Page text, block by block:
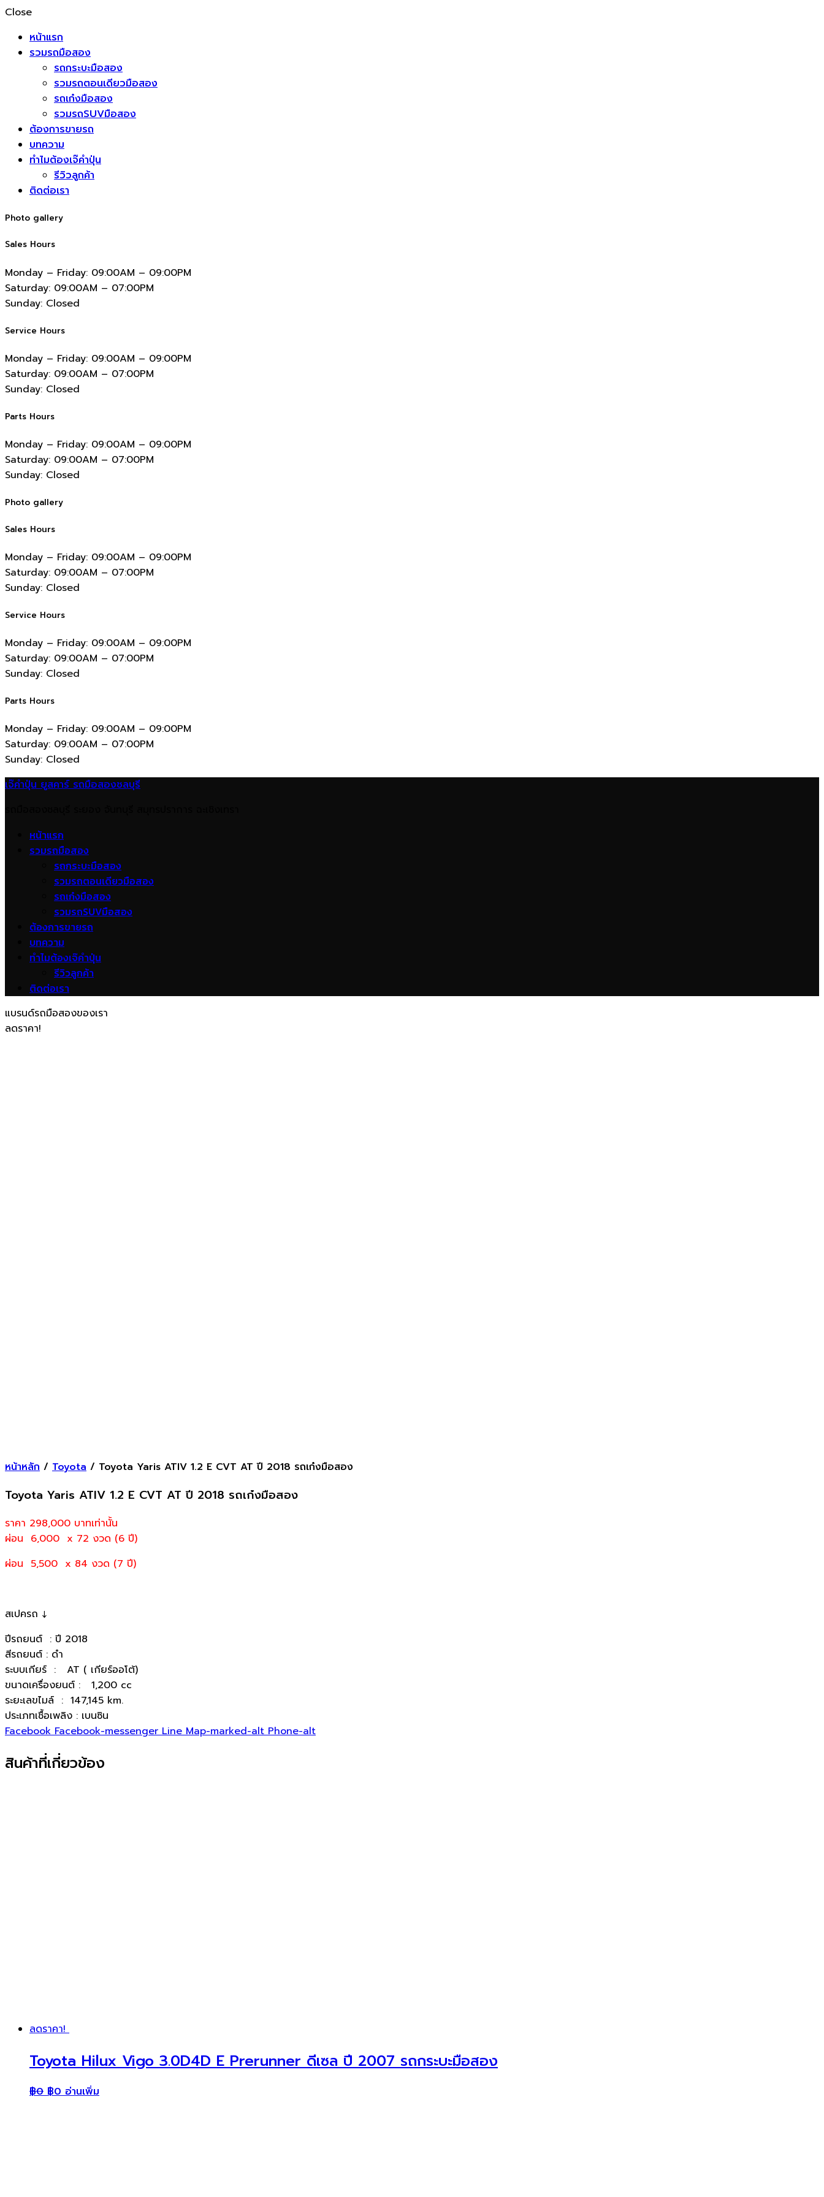
Close
หน้าแรก
รวมรถมือสอง
รถกระบะมือสอง
รวมรถตอนเดียวมือสอง
รถเก๋งมือสอง
รวมรถSUVมือสอง
ต้องการขายรถ
บทความ
ทำไมต้องเจ๊คำปุ่น
รีวิวลูกค้า
ติดต่อเรา
Photo gallery
Sales Hours
Monday – Friday: 09:00AM – 09:00PM
Saturday: 09:00AM – 07:00PM
Sunday: Closed
Service Hours
Monday – Friday: 09:00AM – 09:00PM
Saturday: 09:00AM – 07:00PM
Sunday: Closed
Parts Hours
Monday – Friday: 09:00AM – 09:00PM
Saturday: 09:00AM – 07:00PM
Sunday: Closed
Photo gallery
Sales Hours
Monday – Friday: 09:00AM – 09:00PM
Saturday: 09:00AM – 07:00PM
Sunday: Closed
Service Hours
Monday – Friday: 09:00AM – 09:00PM
Saturday: 09:00AM – 07:00PM
Sunday: Closed
Parts Hours
Monday – Friday: 09:00AM – 09:00PM
Saturday: 09:00AM – 07:00PM
Sunday: Closed
เจ๊คำปุ่น ยูสคาร์ รถมือสองชลบุรี
หน้าแรก
รวมรถมือสอง
รถกระบะมือสอง
รวมรถตอนเดียวมือสอง
รถเก๋งมือสอง
รวมรถSUVมือสอง
ต้องการขายรถ
บทความ
ทำไมต้องเจ๊คำปุ่น
รีวิวลูกค้า
ติดต่อเรา
แบรนด์รถมือสองของเรา
ลดราคา!
หน้าหลัก / Toyota / Toyota Yaris ATIV 1.2 E CVT AT ปี 2018 รถเก๋งมือสอง
Toyota Yaris ATIV 1.2 E CVT AT ปี 2018 รถเก๋งมือสอง
ราคา 298,000 บาทเท่านั้น
ผ่อน 6,000 x 72 งวด (6 ปี)
ผ่อน 5,500 x 84 งวด (7 ปี)
สเปครถ ↓
ปีรถยนต์ : ปี 2018
สีรถยนต์ : ดำ
ระบบเกียร์ : AT ( เกียร์ออโต้)
ขนาดเครื่องยนต์ : 1,200 cc
ระยะเลขไมล์ : 147,145 km.
ประเภทเชื้อเพลิง : เบนซิน
Facebook Facebook-messenger Line Map-marked-alt Phone-alt
สินค้าที่เกี่ยวข้อง
ลดราคา!
Toyota Hilux Vigo 3.0D4D E Prerunner ดีเซล ปี 2007 รถกระบะมือสอง
฿0 ฿0 อ่านเพิ่ม